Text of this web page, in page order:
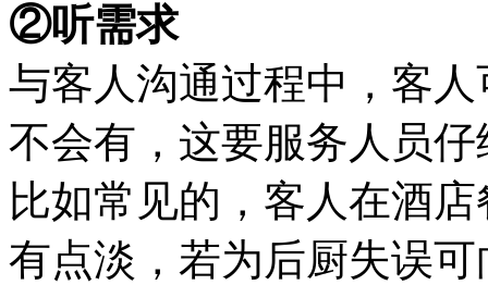
②听需求
与客人沟通过程中，客
不会有，这要服务人员
比如常见的，客人在酒
有点淡，若为后厨失误